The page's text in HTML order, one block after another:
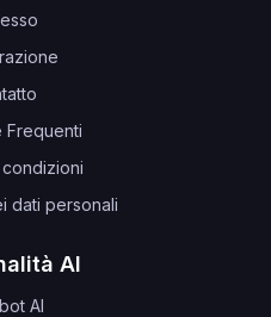
Frequenti
dati personali
AI
AI